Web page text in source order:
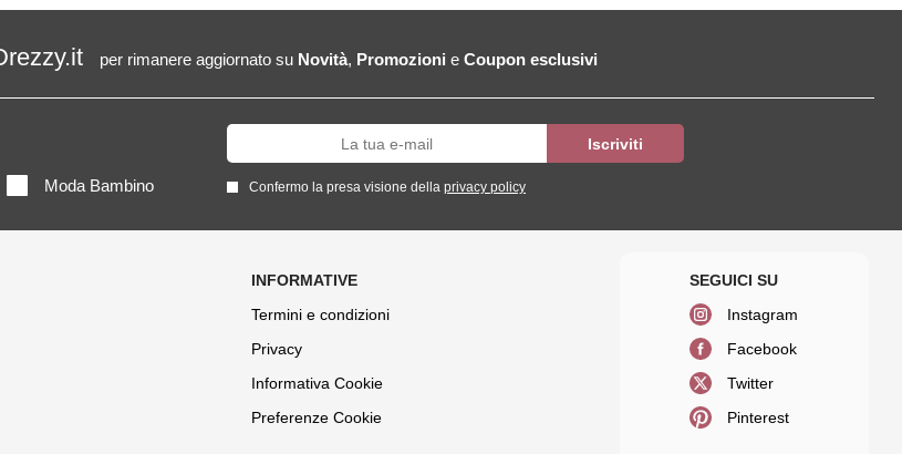
per rimanere aggiornato su Novità, Promozioni e Coupon esclusivi
Moda Bambino Confermo la presa visione della privacy policy
Termini e condizioni
Privacy
Informativa Cookie
Preferenze Cookie
Instagram
Facebook
Twitter
Pinterest